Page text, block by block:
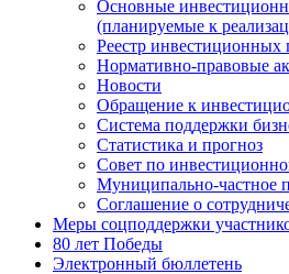
Основные
(планируемые к
Реестр инвестиционных
Нормативно-правовые
Новости
Обращение к
Система поддержки
Статистика и прогноз
Совет по
Муниципально-частное
Соглашение о
Меры соцподдержки
80 лет Победы
Электронный бюллетень